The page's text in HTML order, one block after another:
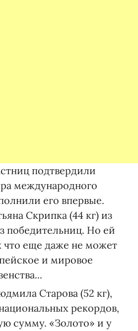
подтвердили
международного
его впервые.
Скрипка (44 кг) из
победительниц. Но ей
что еще даже не может
и мировое
Старова (52 кг),
рекордов,
сумму. «Золото» и у